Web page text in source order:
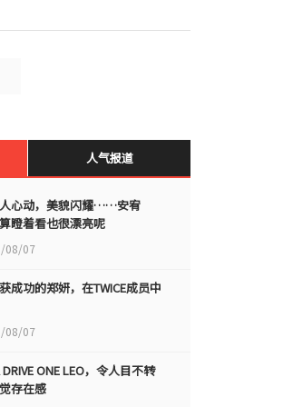
人气报道
心动，美貌闪耀……安宥
瞪着看也很漂亮呢
08/07
成功的郑妍，在TWICE成员中
08/07
ONE LEO，令人目不转
存在感